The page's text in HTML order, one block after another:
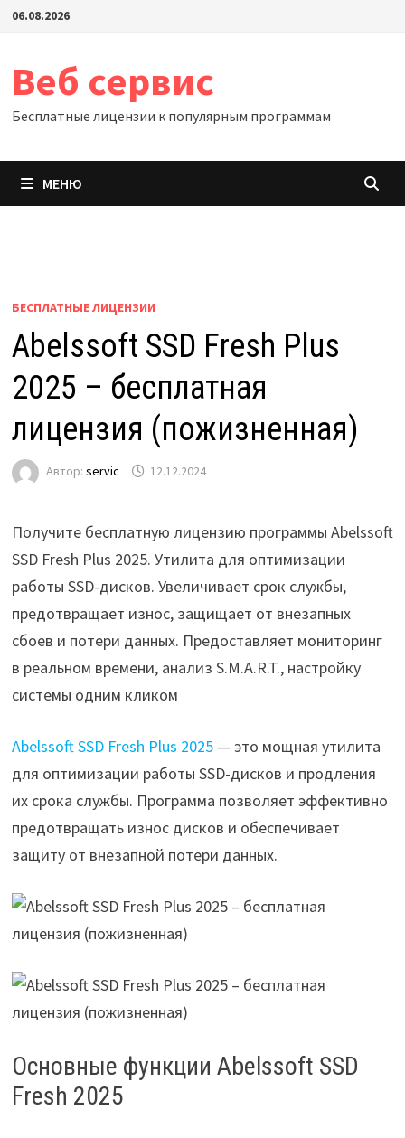
Перейти
содержимому
06.08.2026
Веб сервис
Бесплатные лицензии к популярным программам
МЕНЮ
БЕСПЛАТНЫЕ ЛИЦЕНЗИИ
Abelssoft SSD Fresh Plus
2025 – бесплатная
лицензия (пожизненная)
Автор: servic 12.12.2024
Получите бесплатную лицензию программы Abelssoft
SSD Fresh Plus 2025. Утилита для оптимизации
работы SSD-дисков. Увеличивает срок службы,
предотвращает износ, защищает от внезапных
сбоев и потери данных. Предоставляет мониторинг
в реальном времени, анализ S.M.A.R.T., настройку
системы одним кликом
Abelssoft SSD Fresh Plus 2025— это мощная утилита
для оптимизации работы SSD-дисков и продления
их срока службы. Программа позволяет эффективно
предотвращать износ дисков и обеспечивает
защиту от внезапной потери данных.
Основные функции Abelssoft SSD
Fresh 2025